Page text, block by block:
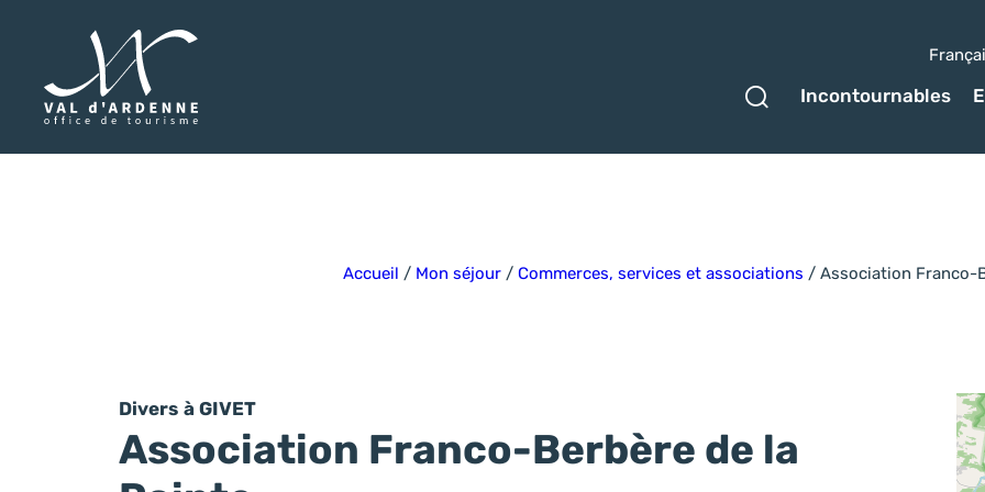
Ouvrir le formulaire
Incontournables
Accueil / Mon séjour /Commerces, services et associations /Association Franco-
Divers à GIVET
Association Franco-Berbère de la